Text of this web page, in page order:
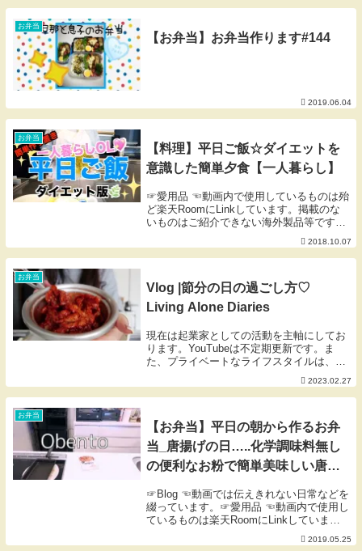
お弁当
【お弁当】お弁当作ります#144
2019.06.04
お弁当
【料理】平日ご飯☆ダイエットを
意識した簡単夕食【一人暮らし】
☞愛用品 ☜動画内で使用しているものは殆
ど楽天RoomにLinkしています。掲載のな
いものはご紹介できない海外製品等です。
☞ コメント等について ☜YouTube開設当
初より登録者数・評価・コメントは考えが
あってCloseしています。発信や...
2018.10.07
お弁当
Vlog |節分の日の過ごし方♡
Living Alone Diaries
現在は起業家としての活動を主軸にしてお
ります。YouTubeは不定期更新です。ま
た、プライベートなライフスタイルは、オ
ンラインサロンにて更新中です♡詳しく
は、ご紹介ページをご覧ください❤︎📍＿＿
＿＿＿＿＿＿＿＿＿＿＿＿＿＿＿＿＿＿＿
2023.02.27
お弁当
【お弁当】平日の朝から作るお弁
当_唐揚げの日…..化学調味料無し
の便利なお粉で簡単美味しい唐揚
☞Blog ☜動画では伝えきれない日常などを
綴っています。☞愛用品 ☜動画内で使用し
ているものは楽天RoomにLinkしていま
す。掲載のないものはご紹介できない楽天
扱い無しor海外製品等です。※楽天Room
2019.05.25